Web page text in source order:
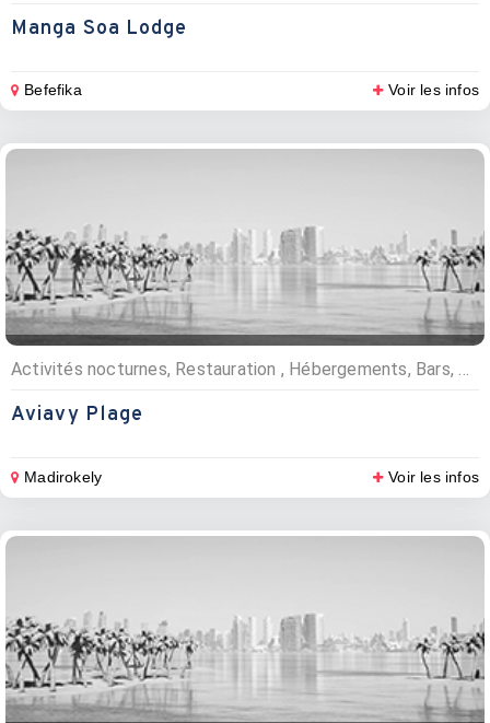
Manga Soa Lodge
Befefika Voir les infos
Activités nocturnes, Restauration , Hébergements, Bars, Evénementiels, Pizzerias, Hôtels
Aviavy Plage
Madirokely Voir les infos